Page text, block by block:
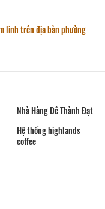
linh trên địa bàn phường
Nhà Hàng Dê Thành Đạt
Nhà hàng Đệ Nhất Dê